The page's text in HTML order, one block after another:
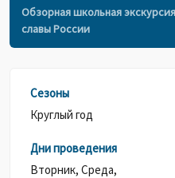
Обзорная школьная
славы России
Сезоны
Круглый год
Дни проведения
Вторник, Среда,